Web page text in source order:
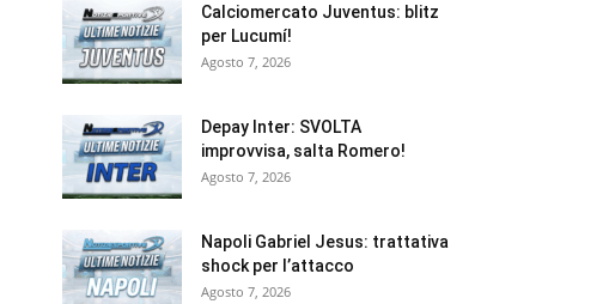
Calciomercato Juventus: blitz
per Lucumí!
Agosto 7, 2026
Depay Inter: SVOLTA
improvvisa, salta Romero!
Agosto 7, 2026
Napoli Gabriel Jesus: trattativa
shock per l’attacco
Agosto 7, 2026